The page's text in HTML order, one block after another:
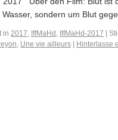
sondern um Blut
in 2017, IffMaHd , IffMaHd-2017
, Une vie ailleurs Hinterlasse